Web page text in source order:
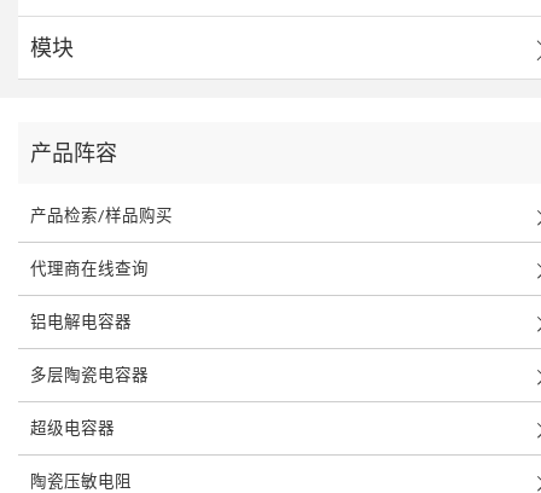
模块
产品阵容
产品检索/样品购买
代理商在线查询
铝电解电容器
多层陶瓷电容器
超级电容器
陶瓷压敏电阻